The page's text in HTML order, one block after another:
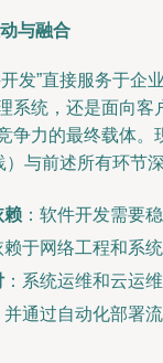
与融合
发”直接服务于企
系统，还是面向客
争力的最终载体。
与前述所有环节
赖 ：软件开发需要
于网络工程和系统
：系统运维和云运
通过自动化部署